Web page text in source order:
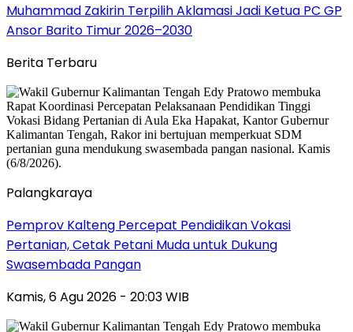
Muhammad Zakirin Terpilih Aklamasi Jadi Ketua PC GP
Ansor Barito Timur 2026–2030
Berita Terbaru
Palangkaraya
Pemprov Kalteng Percepat Pendidikan Vokasi
Pertanian, Cetak Petani Muda untuk Dukung
Swasembada Pangan
Kamis, 6 Agu 2026 - 20:03 WIB